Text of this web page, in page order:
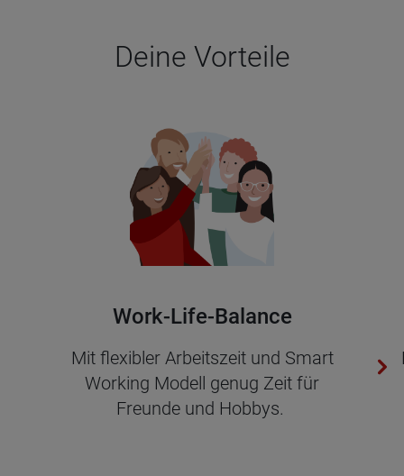
Deine Vor­teile
Work-Life-Ba­lan­ce
Mit fle­xi­bler Ar­beits­zeit und Smart
Working Mo­dell genug Zeit für
Freun­de und Hob­bys.